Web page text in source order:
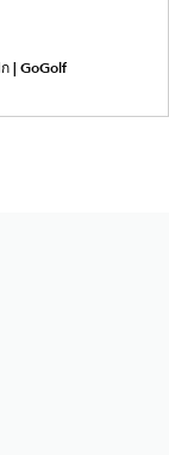
| GoGolf